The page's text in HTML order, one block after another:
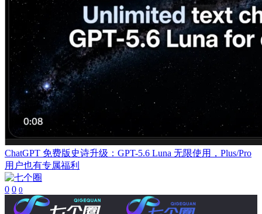
ChatGPT 免费版史诗升级：GPT-5.6 Luna 无限使用，Plus/Pro
用户也有专属福利
0 0 0